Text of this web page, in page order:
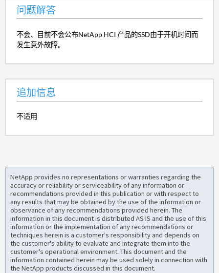
问题解答
不会、目前不会公布NetApp HCI 产品的SSD由于开机时间而
发生意外故障。
追加信息
不适用
NetApp provides no representations or warranties regarding the
accuracy or reliability or serviceability of any information or
recommendations provided in this publication or with respect to
any results that may be obtained by the use of the information or
observance of any recommendations provided herein. The
information in this document is distributed AS IS and the use of this
information or the implementation of any recommendations or
techniques herein is a customer's responsibility and depends on
the customer's ability to evaluate and integrate them into the
customer's operational environment. This document and the
information contained herein may be used solely in connection with
the NetApp products discussed in this document.